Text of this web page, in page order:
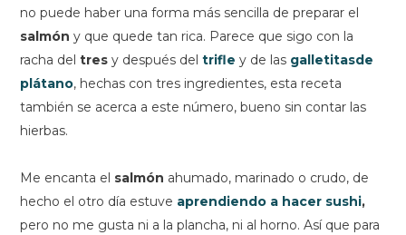
no puede haber una forma más sencilla de preparar el
salmóny que quede tan rica. Parece que sigo con la
racha deltres y después deltrifle y de las galletitasde
plátano, hechas con tres ingredientes, esta receta
también se acerca a este número, bueno sin contar las
hierbas.
Me encanta el salmón ahumado, marinado o crudo, de
hecho el otro día estuve aprendiendo a hacer sushi,
pero no me gusta ni a la plancha, ni al horno. Así que para